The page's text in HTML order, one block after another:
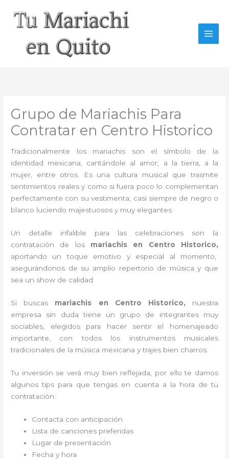
contenido
Grupo de Mariachis Para
Contratar en Centro Historico
Tradicionalmente los mariachis son el símbolo de la
identidad mexicana, cantándole al amor, a la tierra, a la
mujer, entre otros. Es una cultura musical que trasmite
sentimientos reales y como si fuera poco lo complementan
perfectamente con su vestimenta, casi siempre de negro o
blanco luciendo majestuosos y muy elegantes.
Un detalle infalible para las celebraciones son la
contratación de losmariachis en Centro Historico,
aportando un toque emotivo y especial al momento,
asegurándonos de su amplio repertorio de música y que
sea un show de calidad.
Si buscas mariachis en Centro Historico, nuestra
empresa
sin duda tiene un grupo de integrantes muy
sociables, elegidos para hacer sentir el homenajeado
importante, con todos los instrumentos musicales
tradicionales de la música mexicana y trajes bien charros.
Tu inversión se verá muy bien reflejada, por ello te damos
algunos tips para que tengas en cuenta a la hora de tu
contratación:
Contacta con anticipación
Lista de canciones preferidas
Lugar de presentación
Fecha y hora